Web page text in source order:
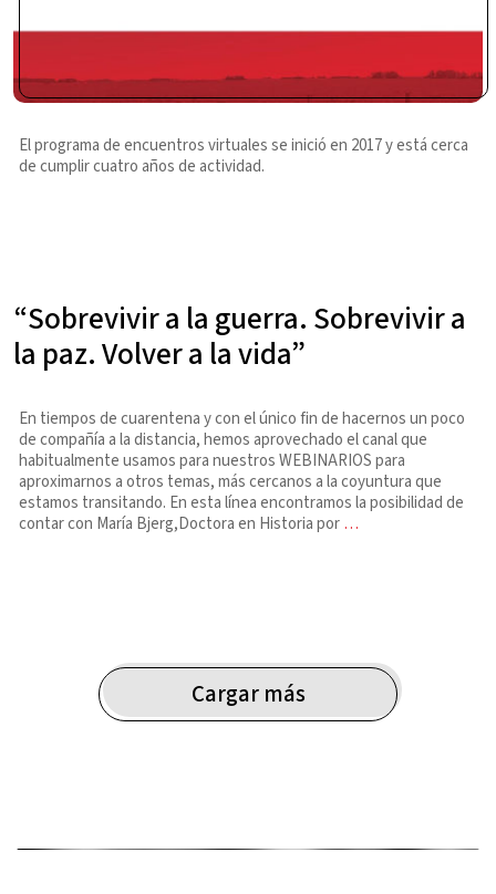
El programa de encuentros virtuales se inició en 2017 y está cerca
de cumplir cuatro años de actividad.
“Sobrevivir a la guerra. Sobrevivir a
la paz. Volver a la vida”
En tiempos de cuarentena y con el único fin de hacernos un poco
de compañía a la distancia, hemos aprovechado el canal que
habitualmente usamos para nuestros WEBINARIOS para
aproximarnos a otros temas, más cercanos a la coyuntura que
estamos transitando. En esta línea encontramos la posibilidad de
contar con María Bjerg,Doctora en Historia por …
Cargar más